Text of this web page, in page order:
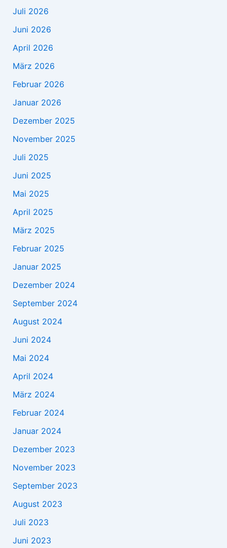
Juli 2026
Juni 2026
April 2026
März 2026
Februar 2026
Januar 2026
Dezember 2025
November 2025
Juli 2025
Juni 2025
Mai 2025
April 2025
März 2025
Februar 2025
Januar 2025
Dezember 2024
September 2024
August 2024
Juni 2024
Mai 2024
April 2024
März 2024
Februar 2024
Januar 2024
Dezember 2023
November 2023
September 2023
August 2023
Juli 2023
Juni 2023